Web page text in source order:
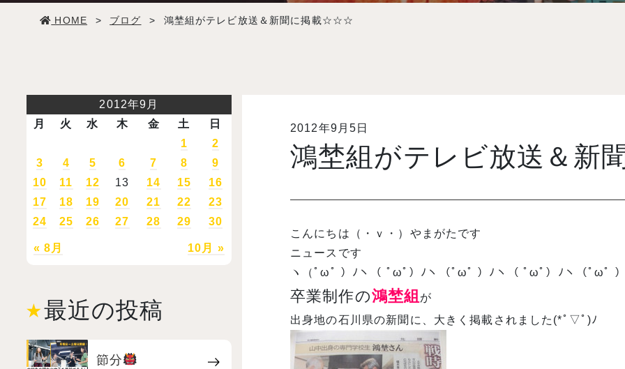
学校情報
オープンキャンパス
HOME > ブログ > 鴻埜組がテレビ放送＆新聞に掲載☆☆☆
2012年9月5日
鴻埜組がテレビ放送＆
こんにちは（・ｖ・）やまがたです
ニュースです
ヽ（ﾟωﾟ ）ﾉヽ（ ﾟωﾟ）ﾉヽ（ﾟωﾟ ）ﾉヽ（ ﾟωﾟ）ﾉヽ（ﾟωﾟ
卒業制作の鴻埜組 が
出身地の石川県の新聞に、大きく掲載されました(*ﾟ▽ﾟ)ﾉ
2012年9月
月
火 水 木 金 土 日
« 8月 10月 »
1
2
3
4 5 6 7 8
9
10
11 12 13 14 15
16
17
18 19 20 21 22
23
24
25 26 27 28 29 30
最近の投稿
節分